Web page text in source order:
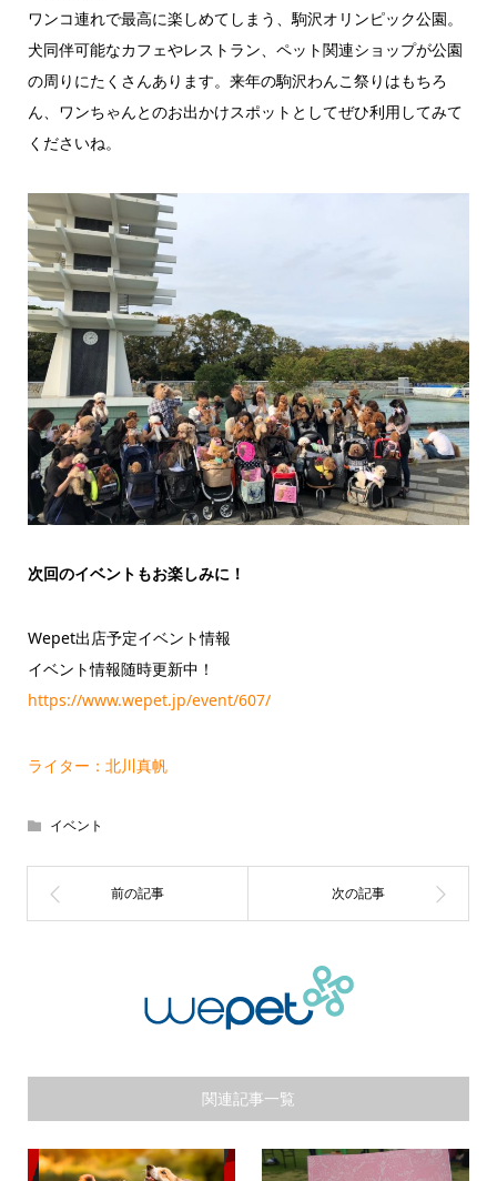
ワンコ連れで最高に楽しめてしまう、駒沢オリンピック公園。
犬同伴可能なカフェやレストラン、ペット関連ショップが公園
の周りにたくさんあります。来年の駒沢わんこ祭りはもちろ
ん、ワンちゃんとのお出かけスポットとしてぜひ利用してみて
くださいね。
次回のイベントもお楽しみに！
Wepet出店予定イベント情報
イベント情報随時更新中！
https://www.wepet.jp/event/607/
ライター：北川真帆
イベント
関連記事一覧